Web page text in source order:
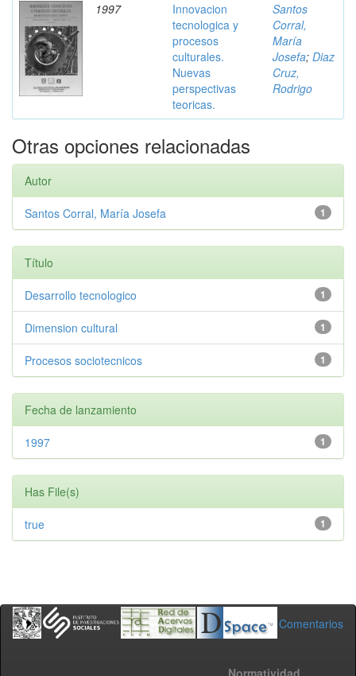
1997
Innovacion
tecnologica y
procesos
culturales.
Nuevas
perspectivas
teoricas.
Santos
Corral,
María
Josefa; Diaz
Cruz,
Rodrigo
Otras opciones relacionadas
Autor
1
Santos Corral, María Josefa
Título
1
Desarrollo tecnologico
1
Dimension cultural
1
Procesos sociotecnicos
Fecha de lanzamiento
1
1997
Has File(s)
1
true
Comentarios
Normatividad